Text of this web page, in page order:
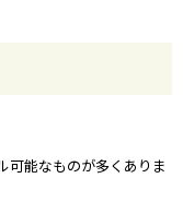
可能なものが多くありま